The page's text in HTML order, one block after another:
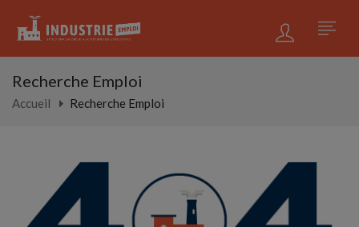
Recherche Emploi
Accueil Recherche Emploi